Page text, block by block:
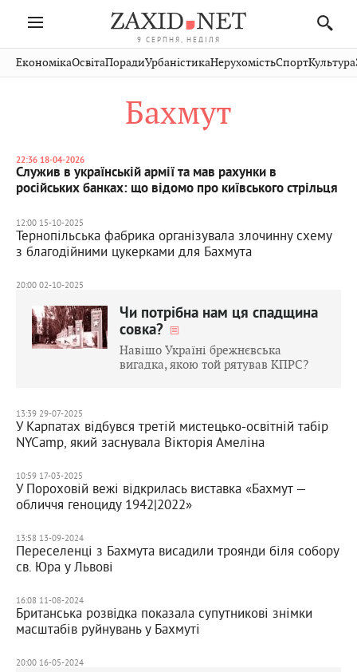
9 СЕРПНЯ, НЕДІЛЯ
Івано-
Франківськ
Рівне
Чернівці
Стрий
Хмельницький
Публікації
Авто СловкоКультура
Кіно Дім
ЕкономікаОсвітаПорадиУрбаністикаНерухомістьСпортКультура
Бахмут
22:36 18-04-2026
Служив в українській армії та мав рахунки в
російських банках: що відомо про київського стрільця
12:00 15-10-2025
Тернопільська фабрика організувала злочинну схему
з благодійними цукерками для Бахмута
20:00 02-10-2025
Чи потрібна нам ця спадщина
совка?
Навіщо Україні брежнєвська
вигадка, якою той рятував КПРС?
13:39 29-07-2025
У Карпатах відбувся третій мистецько-освітній табір
NYCamp, який заснувала Вікторія Амеліна
10:59 17-03-2025
У Пороховій вежі відкрилась виставка «Бахмут —
обличчя геноциду 1942|2022»
13:58 13-09-2024
Переселенці з Бахмута висадили троянди біля собору
св. Юра у Львові
16:08 11-08-2024
Британська розвідка показала супутникові знімки
масштабів руйнувань у Бахмуті
20:00 16-05-2024